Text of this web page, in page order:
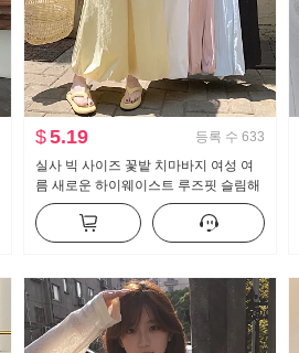
$5.19 등록 수 633
실사 빅 사이즈 꽃밭 치마바지 여성 여
름 새로운 하이웨이스트 루즈핏 슬림해
보이는 도루 센스 배기 바지 캐주얼 와
이드 레그 팬츠